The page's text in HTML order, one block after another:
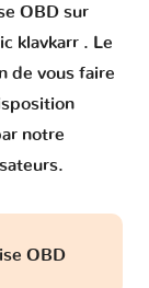
OBD sur
klavkarr . Le
de vous faire
notre
OBD